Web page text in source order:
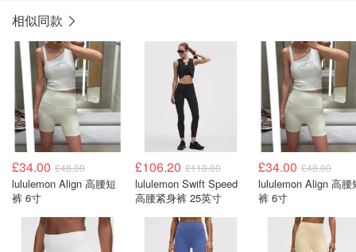
相似同款
£34.00 £48.00
lululemon Align 高腰短
裤 6寸
£106.20 £118.00
lululemon Swift Speed
高腰紧身裤 25英寸
£34.00 £48.00
lululemon Align 高腰
裤 6寸